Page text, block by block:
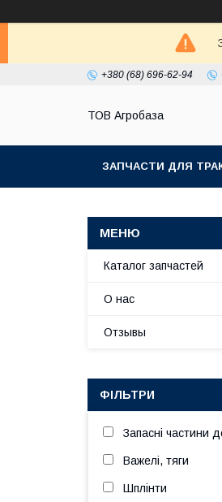
+380 (68) 696-62-94
ТОВ Агробаза
ЗАПЧАСТИ ДЛЯ
Каталог запчастей
О нас
Отзывы
ФІЛЬТРИ
Запасні частини
Важелі, тяги
Шплінти